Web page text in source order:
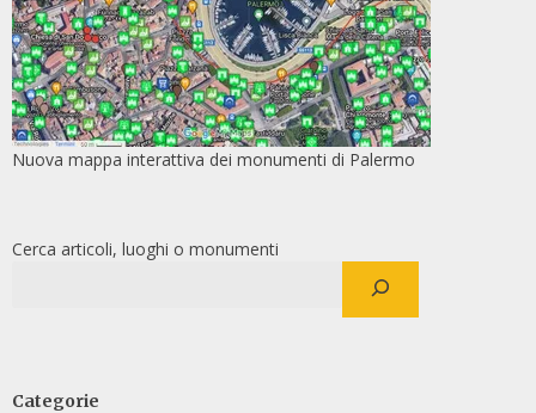
Nuova mappa interattiva dei monumenti di Palermo
Cerca articoli, luoghi o monumenti
Categorie